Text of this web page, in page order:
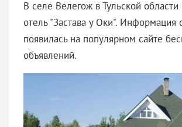
В селе Велегож в Тульской
отель "Застава у Оки". Информация
появилась на популярном сайте
объявлений.